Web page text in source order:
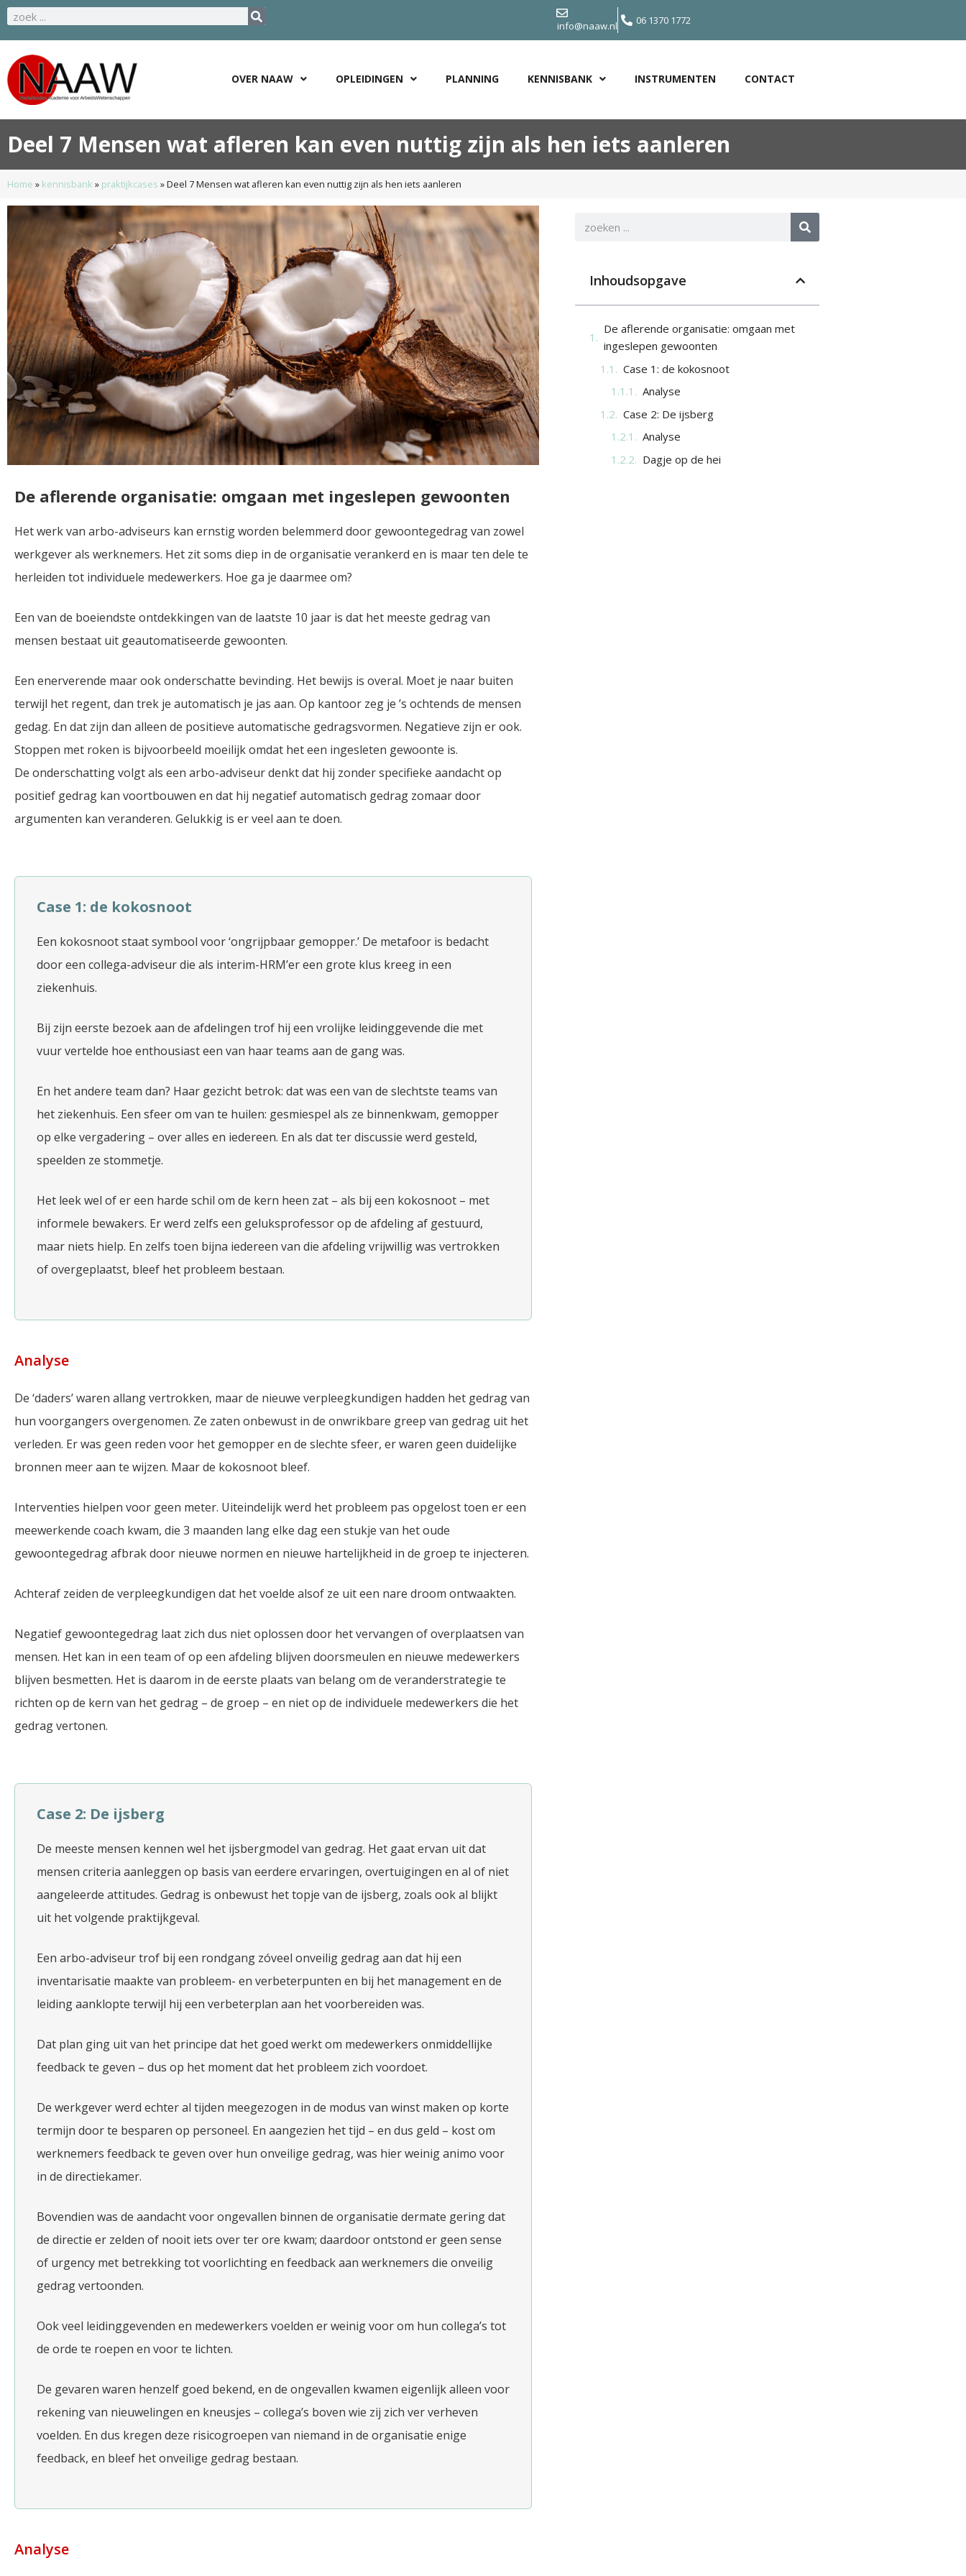
info@naaw.nl 06 1370 1772
OVER NAAW OPLEIDINGEN PLANNING KENNISBANK INSTRUMENTEN CONTACT
Deel 7 Mensen wat afleren kan even nuttig zijn als hen iets aanleren
Home » kennisbank » praktijkcases »Deel 7 Mensen wat afleren kan even nuttig zijn als hen iets aanleren
De aflerende organisatie: omgaan met ingeslepen gewoonten
Het werk van arbo-adviseurs kan ernstig worden belemmerd door gewoontegedrag van zowel
werkgever als werknemers. Het zit soms diep in de organisatie verankerd en is maar ten dele te
herleiden tot individuele medewerkers. Hoe ga je daarmee om?
Een van de boeiendste ontdekkingen van de laatste 10 jaar is dat het meeste gedrag van
mensen bestaat uit geautomatiseerde gewoonten.
Een enerverende maar ook onderschatte bevinding. Het bewijs is overal. Moet je naar buiten
terwijl het regent, dan trek je automatisch je jas aan. Op kantoor zeg je ’s ochtends de mensen
gedag. En dat zijn dan alleen de positieve automatische gedragsvormen. Negatieve zijn er ook.
Stoppen met roken is bijvoorbeeld moeilijk omdat het een ingesleten gewoonte is.
De onderschatting volgt als een arbo-adviseur denkt dat hij zonder specifieke aandacht op
positief gedrag kan voortbouwen en dat hij negatief automatisch gedrag zomaar door
argumenten kan veranderen. Gelukkig is er veel aan te doen.
Case 1: de kokosnoot
Een kokosnoot staat symbool voor ‘ongrijpbaar gemopper.’ De metafoor is bedacht
door een collega-adviseur die als interim-HRM’er een grote klus kreeg in een
ziekenhuis.
Bij zijn eerste bezoek aan de afdelingen trof hij een vrolijke leidinggevende die met
vuur vertelde hoe enthousiast een van haar teams aan de gang was.
En het andere team dan? Haar gezicht betrok: dat was een van de slechtste teams van
het ziekenhuis. Een sfeer om van te huilen: gesmiespel als ze binnenkwam, gemopper
op elke vergadering – over alles en iedereen. En als dat ter discussie werd gesteld,
speelden ze stommetje.
Het leek wel of er een harde schil om de kern heen zat – als bij een kokosnoot – met
informele bewakers. Er werd zelfs een geluksprofessor op de afdeling af gestuurd,
maar niets hielp. En zelfs toen bijna iedereen van die afdeling vrijwillig was vertrokken
of overgeplaatst, bleef het probleem bestaan.
Analyse
De ‘daders’ waren allang vertrokken, maar de nieuwe verpleegkundigen hadden het gedrag van
hun voorgangers overgenomen. Ze zaten onbewust in de onwrikbare greep van gedrag uit het
verleden. Er was geen reden voor het gemopper en de slechte sfeer, er waren geen duidelijke
bronnen meer aan te wijzen. Maar de kokosnoot bleef.
Interventies hielpen voor geen meter. Uiteindelijk werd het probleem pas opgelost toen er een
meewerkende coach kwam, die 3 maanden lang elke dag een stukje van het oude
gewoontegedrag afbrak door nieuwe normen en nieuwe hartelijkheid in de groep te injecteren.
Achteraf zeiden de verpleegkundigen dat het voelde alsof ze uit een nare droom ontwaakten.
Negatief gewoontegedrag laat zich dus niet oplossen door het vervangen of overplaatsen van
mensen. Het kan in een team of op een afdeling blijven doorsmeulen en nieuwe medewerkers
blijven besmetten. Het is daarom in de eerste plaats van belang om de veranderstrategie te
richten op de kern van het gedrag – de groep – en niet op de individuele medewerkers die het
gedrag vertonen.
Case 2: De ijsberg
De meeste mensen kennen wel het ijsbergmodel van gedrag. Het gaat ervan uit dat
mensen criteria aanleggen op basis van eerdere ervaringen, overtuigingen en al of niet
aangeleerde attitudes. Gedrag is onbewust het topje van de ijsberg, zoals ook al blijkt
uit het volgende praktijkgeval.
Een arbo-adviseur trof bij een rondgang zóveel onveilig gedrag aan dat hij een
inventarisatie maakte van probleem- en verbeterpunten en bij het management en de
leiding aanklopte terwijl hij een verbeterplan aan het voorbereiden was.
Dat plan ging uit van het principe dat het goed werkt om medewerkers onmiddellijke
feedback te geven – dus op het moment dat het probleem zich voordoet.
De werkgever werd echter al tijden meegezogen in de modus van winst maken op korte
termijn door te besparen op personeel. En aangezien het tijd – en dus geld – kost om
werknemers feedback te geven over hun onveilige gedrag, was hier weinig animo voor
in de directiekamer.
Bovendien was de aandacht voor ongevallen binnen de organisatie dermate gering dat
de directie er zelden of nooit iets over ter ore kwam; daardoor ontstond er geen sense
of urgency met betrekking tot voorlichting en feedback aan werknemers die onveilig
gedrag vertoonden.
Ook veel leidinggevenden en medewerkers voelden er weinig voor om hun collega’s tot
de orde te roepen en voor te lichten.
De gevaren waren henzelf goed bekend, en de ongevallen kwamen eigenlijk alleen voor
rekening van nieuwelingen en kneusjes – collega’s boven wie zij zich ver verheven
voelden. En dus kregen deze risicogroepen van niemand in de organisatie enige
feedback, en bleef het onveilige gedrag bestaan.
Analyse
Inhoudsopgave
De aflerende organisatie: omgaan met
ingeslepen gewoonten
Case 1: de kokosnoot
Analyse
Case 2: De ijsberg
Analyse
Dagje op de hei